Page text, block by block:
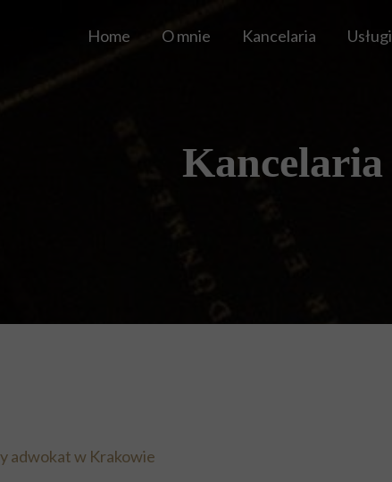
Home O mnie Kancelaria Usługi
Kancelaria
adwokat w Krakowie